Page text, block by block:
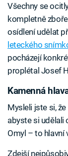
Všechny se
kompletně
osídlení udělat
leteckého
pocházejí
proplétal Josef
Kamenná
Mysleli jste si,
abyste si udělali
Omyl – to hlavní
Zdejší